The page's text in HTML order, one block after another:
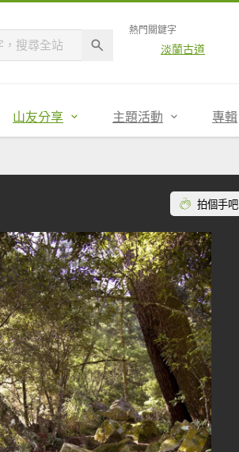
熱門關鍵字
淡蘭古道
山友分享 主題活動 專輯
拍個手吧